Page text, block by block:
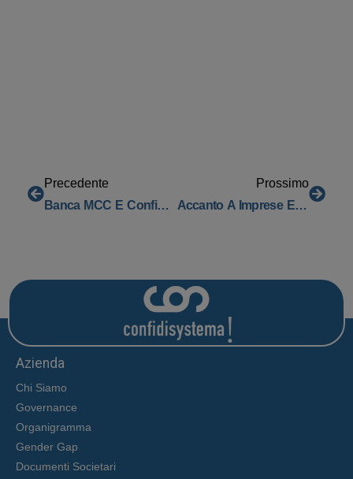
Precedente
Banca MCC E Confidi Systema!: Soluzioni Di Sviluppo Per Creare Nuove Opportunità!
Prossimo
Accanto A Imprese E Liberi Professionisti
Azienda
Chi Siamo
Governance
Organigramma
Gender Gap
Documenti Societari